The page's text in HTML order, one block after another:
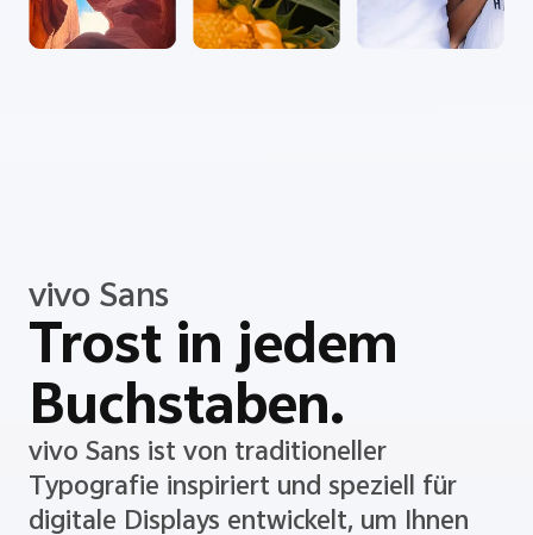
vivo Sans
Trost in jedem
Buchstaben.
vivo Sans ist von traditioneller
Typografie inspiriert und speziell für
digitale Displays entwickelt, um Ihnen